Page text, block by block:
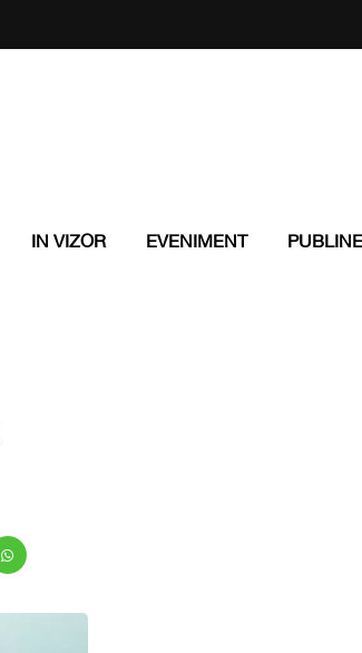
IN VIZOR EVENIMENT